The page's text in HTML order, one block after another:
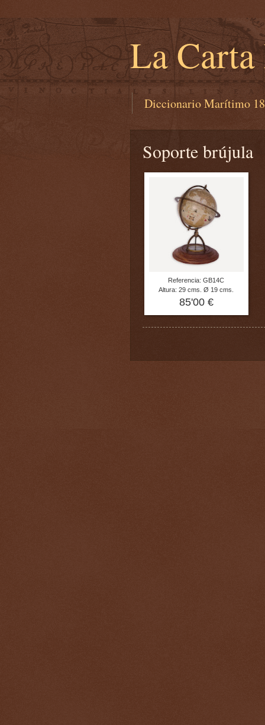
La
Diccionario Marítimo
Soporte brújula
Referencia: GB14C
Altura: 29 cms. Ø 19 cms.
85'00 €